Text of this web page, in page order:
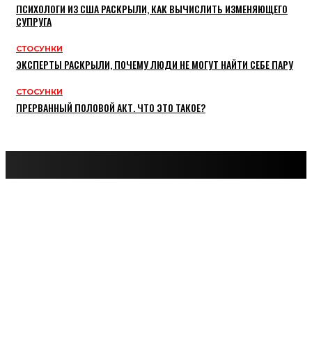
ПСИХОЛОГИ ИЗ США РАСКРЫЛИ, КАК ВЫЧИСЛИТЬ ИЗМЕНЯЮЩЕГО
СУПРУГА
СТОСУНКИ
ЭКСПЕРТЫ РАСКРЫЛИ, ПОЧЕМУ ЛЮДИ НЕ МОГУТ НАЙТИ СЕБЕ ПАРУ
СТОСУНКИ
ПРЕРВАННЫЙ ПОЛОВОЙ АКТ. ЧТО ЭТО ТАКОЕ?